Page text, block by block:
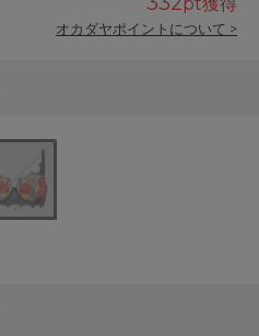
オカダヤポイントについて >